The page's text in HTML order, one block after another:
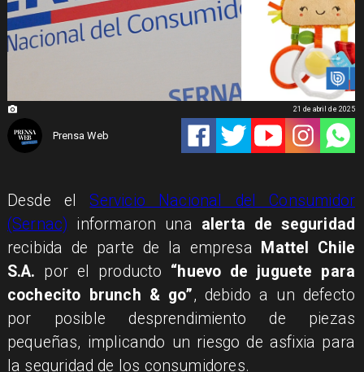
Prensa Web
21 de abril de 2025
Desde elServicio Nacional del Consumidor
(Sernac) informaron una alerta de seguridad
recibida de parte de la empresa
Mattel Chile
S.A. por el producto “huevo de juguete para
cochecito brunch & go”, debido a un defecto
por posible desprendimiento de piezas
pequeñas, implicando un riesgo de asfixia para
la seguridad de los consumidores.